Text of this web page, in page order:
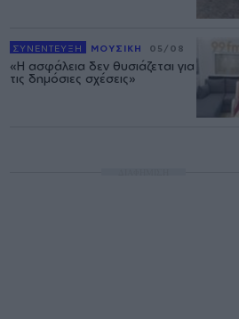
ΣΥΝΕΝΤΕΥΞΗ ΜΟΥΣΙΚΗ 05/08
«Η ασφάλεια δεν θυσιάζεται για
τις δημόσιες σχέσεις»